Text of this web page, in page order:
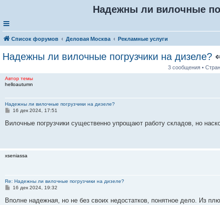
Надежны ли вилочные
Список форумов Деловая Москва Рекламные услуги
Надежны ли вилочные погрузчики на дизеле?
3 сообщения •
Автор темы
helloautumn
Надежны ли вилочные погрузчики на дизеле?
С
о
е
16 дек 2024, 17:51
Вилочные погрузчики существенно упрощают работу складов, но
xseniassa
Re: Надежны ли вилочные погрузчики на дизеле?
С
о
16 дек 2024, 19:32
Вполне надежная, но не без своих недостатков, понятное дело. Из